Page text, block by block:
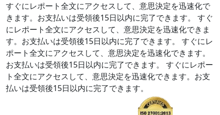
すぐにレポート全文にアクセスして、意思決定を迅速化で
きます。お支払いは受領後15日以内に完了できます。
すぐ
にレポート全文にアクセスして、意思決定を迅速化できま
す。お支払いは受領後15日以内に完了できます。
すぐにレ
ポート全文にアクセスして、意思決定を迅速化できます。
お支払いは受領後15日以内に完了できます。
すぐにレポー
ト全文にアクセスして、意思決定を迅速化できます。お支
払いは受領後15日以内に完了できます。